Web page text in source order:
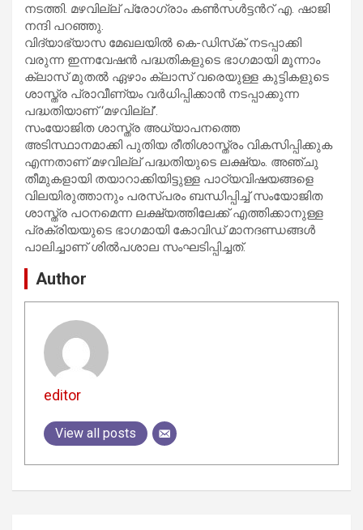
നടത്തി. മഴവില്ല് പ്രോഗ്രാം കൺസൾട്ടൻറ് എ. ഷാജി
നന്ദി പറഞ്ഞു.
വിദ്യാഭ്യാസ മേഖലയിൽ കെ-ഡിസ്‌ക് നടപ്പാക്കി
വരുന്ന ഇന്നവേഷൻ പദ്ധതികളുടെ ഭാഗമായി മൂന്നാം
ക്ലാസ് മുതൽ ഏഴാം ക്ലാസ് വരെയുള്ള കുട്ടികളുടെ
ശാസ്ത്ര പ്രാവീണ്യം വർധിപ്പിക്കാൻ നടപ്പാക്കുന്ന
പദ്ധതിയാണ് ‘മഴവില്ല്’.
സംയോജിത ശാസ്ത്ര അധ്യാപനത്തെ
അടിസ്ഥാനമാക്കി പുതിയ രീതിശാസ്ത്രം വികസിപ്പിക്കുക
എന്നതാണ് മഴവില്ല് പദ്ധതിയുടെ ലക്ഷ്യം. അഞ്ചു
തീമുകളായി തയാറാക്കിയിട്ടുള്ള പാഠ്യവിഷയങ്ങളെ
വിലയിരുത്താനും പരസ്പരം ബന്ധിപ്പിച്ച് സംയോജിത
ശാസ്ത്ര പഠനമെന്ന ലക്ഷ്യത്തിലേക്ക് എത്തിക്കാനുള്ള
പ്രക്രിയയുടെ ഭാഗമായി കോവിഡ് മാനദണ്ഡങ്ങൾ
പാലിച്ചാണ് ശിൽപശാല സംഘടിപ്പിച്ചത്.
Author
editor
View all posts